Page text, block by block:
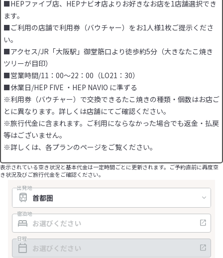
■HEPファイブ店、HEPナビオ店よりお好きなお店を1店舗選択でき
ます。
■ご利用の店舗で利用券（バウチャー）をお1人様1枚ご提示くださ
い。
■アクセス/JR「大阪駅」御堂筋口より徒歩約5分（大きなたこ焼き
ツリーが目印）
■営業時間/11：00～22：00（LO21：30）
■休業日/HEP FIVE ・HEP NAVIO に準ずる
※利用券（バウチャー）で交換できるたこ焼きの種類・個数はお店ご
とに異なります。詳しくは店舗にてご確認ください。
※旅行代金に含まれます。ご利用にならなかった場合でも返金・払戻
等はございません。
※詳しくは、各プランのページをご覧ください。
表示されている空き状況と基本代金は一定時間ごとに更新されます。ご予約直前に再度空
き状況及びご旅行代金をご確認ください。
出発地
宿泊地
日程